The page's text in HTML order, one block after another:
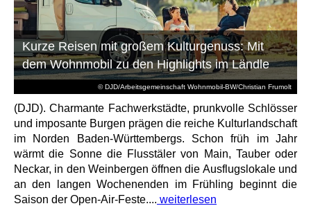
© DJD/Arbeitsgemeinschaft Wohnmobil-BW/Christian Frumolt
Kurze Reisen mit großem Kulturgenuss: Mit
dem Wohnmobil zu den Highlights im Ländle
(DJD). Charmante Fachwerkstädte, prunkvolle Schlösser
und imposante Burgen prägen die reiche Kulturlandschaft
im Norden Baden-Württembergs. Schon früh im Jahr
wärmt die Sonne die Flusstäler von Main, Tauber oder
Neckar, in den Weinbergen öffnen die Ausflugslokale und
an den langen Wochenenden im Frühling beginnt die
Saison der Open-Air-Feste.... weiterlesen